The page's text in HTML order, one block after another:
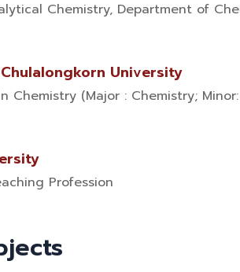
Chemistry, Department of
University
Chemistry (Major : Chemistry; Minor:
Profession